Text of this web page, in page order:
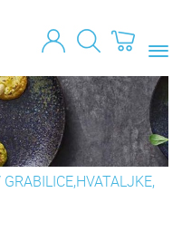
GRABILICE,HVATALJKE,